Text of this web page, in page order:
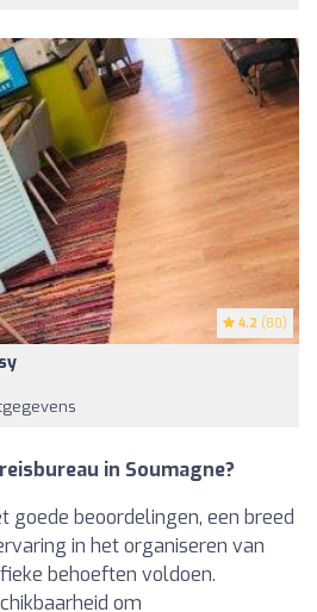
4.2 (80)
in Soumagne?
goede beoordelingen, een breed
in het organiseren van
behoeften voldoen.
om